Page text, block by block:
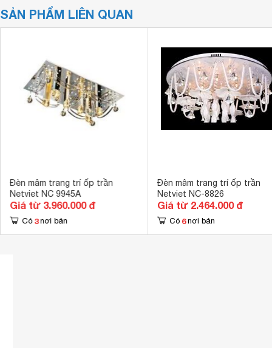
SẢN PHẨM LIÊN QUAN
Đèn mâm trang trí ốp trần
Netviet NC 9945A
Giá từ 3.960.000 đ
Có 3 nơi bán
Đèn mâm trang trí ốp trần
Netviet NC-8826
Giá từ 2.464.000 đ
Có 6 nơi bán